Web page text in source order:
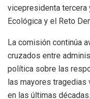
vicepresidenta tercera
Ecológica y el Reto
La comisión continúa
cruzados entre
política sobre las
las mayores tragedias
en las últimas décadas.